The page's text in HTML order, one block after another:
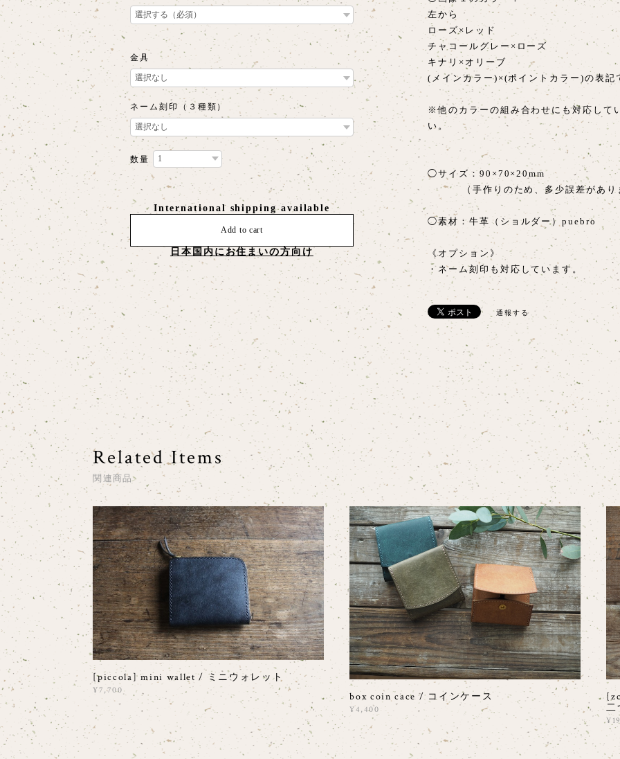
金具
ネーム刻印（３種類）
数量
International shipping available
Add to cart
日本国内にお住まいの方向け
左から
ローズ×レッド
チャコールグレー×ローズ
キナリ×オリーブ
(メインカラー)×(ポイントカラー)の表記
※他のカラーの組み合わせにも対応して
い。
◯サイズ：90×70×20mm
（手作りのため、多少誤差があり
◯素材：牛革（ショルダー）puebro
《オプション》
・ネーム刻印も対応しています。
通報する
Related Items
関連商品
[piccola] mini wallet / ミニウォレット
¥7,700
box coin cace / コインケース
¥4,400
二